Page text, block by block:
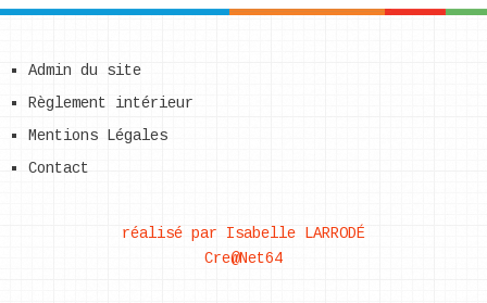
Admin du site
Règlement intérieur
Mentions Légales
Contact
réalisé par Isabelle LARRODÉ
Cre@Net64